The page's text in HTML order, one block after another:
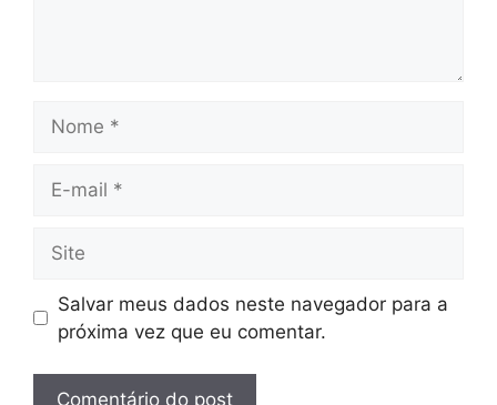
mail
Salvar meus dados neste navegador para a
próxima vez que eu comentar.